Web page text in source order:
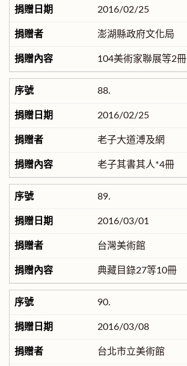
2016/02/25
澎湖縣政府文化局
104美術家聯展等2冊
88.
2016/02/25
老子大道溥及網
老子其書其人*4冊
89.
2016/03/01
台灣美術館
典藏目錄27等10冊
90.
2016/03/08
台北市立美術館